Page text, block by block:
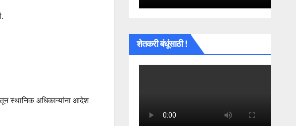
स्थानिक अधिकाऱ्यांना आदेश
शेतकरी बंधूंसाठी !